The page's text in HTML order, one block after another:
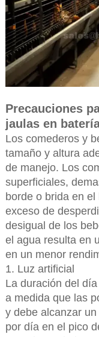
Precauciones
jaulas en
Los comederos y
tamaño y altura
de manejo. Los
superficiales,
borde o brida en
exceso de
desigual de los
el agua resulta en
en un menor
1. Luz artificial
La duración del
a medida que las
y debe alcanzar
por día en el pico